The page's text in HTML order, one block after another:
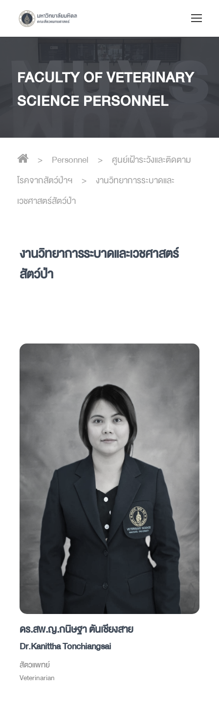
FACULTY OF VETERINARY
SCIENCE PERSONNEL
> Personnel >
ศูนย์เฝ้าระวังและติดตาม
โรคจากสัตว์ป่าฯ
>
งานวิทยาการระบาดและ
เวชศาสตร์สัตว์ป่า
งานวิทยาการระบาดและเวชศาสตร์
สัตว์ป่า
ดร.สพ.ญ.กนิษฐา ตันเชียงสาย
Dr.Kanittha Tonchiangsai
สัตวแพทย์
Veterinarian